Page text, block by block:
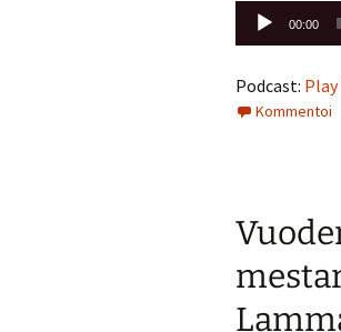
Äänitoistin
00:00
Podcast:
Kommentoi